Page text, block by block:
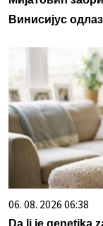
Винисијус
06. 08. 2026 06:38